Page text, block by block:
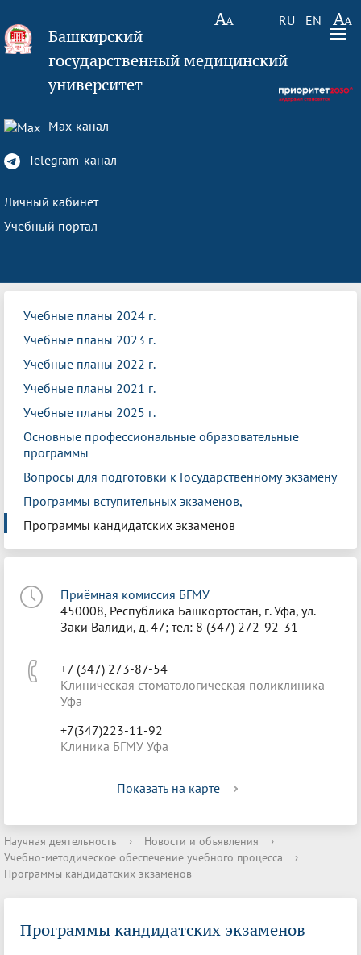
RU EN
Башкирский
государственный медицинский
университет
Max-канал
Telegram-канал
Личный кабинет
Учебный портал
Учебные планы 2024 г.
Учебные планы 2023 г.
Учебные планы 2022 г.
Учебные планы 2021 г.
Учебные планы 2025 г.
Основные профессиональные образовательные
программы
Вопросы для подготовки к Государственному экзамену
Программы вступительных экзаменов,
Программы кандидатских экзаменов
Приёмная комиссия БГМУ
450008, Республика Башкортостан, г. Уфа, ул.
Заки Валиди, д. 47; тел: 8 (347) 272-92-31
+7 (347) 273-87-54
Клиническая стоматологическая поликлиника
Уфа
+7(347)223-11-92
Клиника БГМУ Уфа
Показать на карте
Научная деятельность › Новости и объявления
›
Учебно-методическое обеспечение учебного процесса
›
Программы кандидатских экзаменов
Программы кандидатских экзаменов